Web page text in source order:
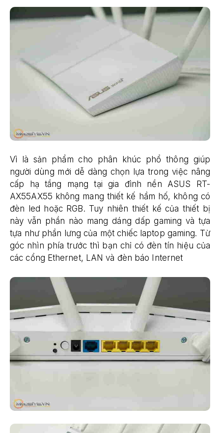
Vì là sản phẩm cho phân khúc phổ thông giúp
người dùng mới dễ dàng chọn lựa trong việc nâng
cấp hạ tầng mạng tại gia đình nền ASUS RT-
AX55AX55 không mang thiết kế hầm hố, không có
đèn led hoặc RGB. Tuy nhiên thiết kế của thiết bị
này vẫn phần nào mang dáng dấp gaming và tựa
tựa như phần lưng của một chiếc laptop gaming. Từ
góc nhìn phía trước thì bạn chỉ có đèn tín hiệu của
các cổng Ethernet, LAN và đèn báo Internet